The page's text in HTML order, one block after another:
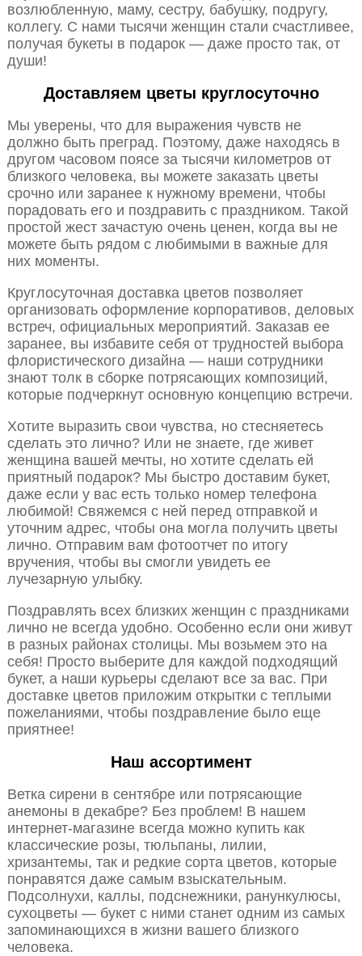
возлюбленную, маму, сестру, бабушку, подругу,
коллегу. С нами тысячи женщин стали счастливее,
получая букеты в подарок — даже просто так, от
души!
Доставляем цветы круглосуточно
Мы уверены, что для выражения чувств не
должно быть преград. Поэтому, даже находясь в
другом часовом поясе за тысячи километров от
близкого человека, вы можете заказать цветы
срочно или заранее к нужному времени, чтобы
порадовать его и поздравить с праздником. Такой
простой жест зачастую очень ценен, когда вы не
можете быть рядом с любимыми в важные для
них моменты.
Круглосуточная доставка цветов позволяет
организовать оформление корпоративов, деловых
встреч, официальных мероприятий. Заказав ее
заранее, вы избавите себя от трудностей выбора
флористического дизайна — наши сотрудники
знают толк в сборке потрясающих композиций,
которые подчеркнут основную концепцию встречи.
Хотите выразить свои чувства, но стесняетесь
сделать это лично? Или не знаете, где живет
женщина вашей мечты, но хотите сделать ей
приятный подарок? Мы быстро доставим букет,
даже если у вас есть только номер телефона
любимой! Свяжемся с ней перед отправкой и
уточним адрес, чтобы она могла получить цветы
лично. Отправим вам фотоотчет по итогу
вручения, чтобы вы смогли увидеть ее
лучезарную улыбку.
Поздравлять всех близких женщин с праздниками
лично не всегда удобно. Особенно если они живут
в разных районах столицы. Мы возьмем это на
себя! Просто выберите для каждой подходящий
букет, а наши курьеры сделают все за вас. При
доставке цветов приложим открытки с теплыми
пожеланиями, чтобы поздравление было еще
приятнее!
Наш ассортимент
Ветка сирени в сентябре или потрясающие
анемоны в декабре? Без проблем! В нашем
интернет-магазине всегда можно купить как
классические розы, тюльпаны, лилии,
хризантемы, так и редкие сорта цветов, которые
понравятся даже самым взыскательным.
Подсолнухи, каллы, подснежники, ранункулюсы,
сухоцветы — букет с ними станет одним из самых
запоминающихся в жизни вашего близкого
человека.